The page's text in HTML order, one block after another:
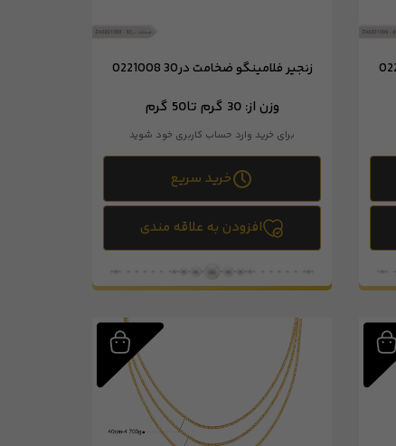
زنجیر فلامینگو ضخامت در30 0221008
وزن از:30 گرم تا 50 گرم
برای خرید وارد حساب کاربری خود شوید
خرید سریع
افزودن به علاقه مندی